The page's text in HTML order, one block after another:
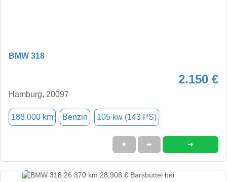
BMW 318
2.150 €
Hamburg, 20097
188.000 km Benzin 105 kw (143 PS)
★ ➦ ➜